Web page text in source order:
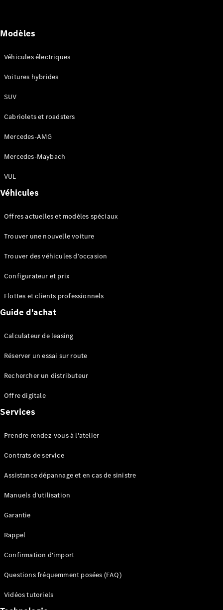
Modèles
Véhicules électriques
Voitures hybrides
SUV
Cabriolets et roadsters
Mercedes-AMG
Mercedes-Maybach
VUL
Véhicules
Offres actuelles et modèles spéciaux
Trouver une nouvelle voiture
Trouver des véhicules d’occasion
Configurateur et prix
Flottes et clients professionnels
Guide d'achat
Calculateur de leasing
Réserver un essai sur route
Rechercher un distributeur
Offre digitale
Services
Prendre rendez-vous à l'atelier
Contrats de service
Assistance dépannage et en cas de sinistre
Manuels d'utilisation
Garantie
Rappel
Confirmation d'import
Questions fréquemment posées (FAQ)
Vidéos tutoriels